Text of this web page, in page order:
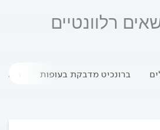
רלוונטיים
ברונכיט מדבקת בעופות